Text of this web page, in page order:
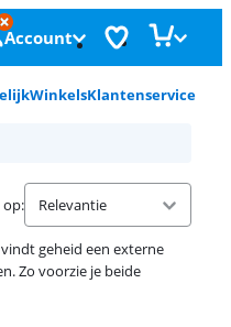
Account
WinkelsKlantenservice
op:
geheid een externe
Zo voorzie je beide